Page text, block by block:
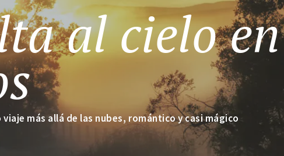
al cielo
más allá de las nubes, romántico y casi mágico